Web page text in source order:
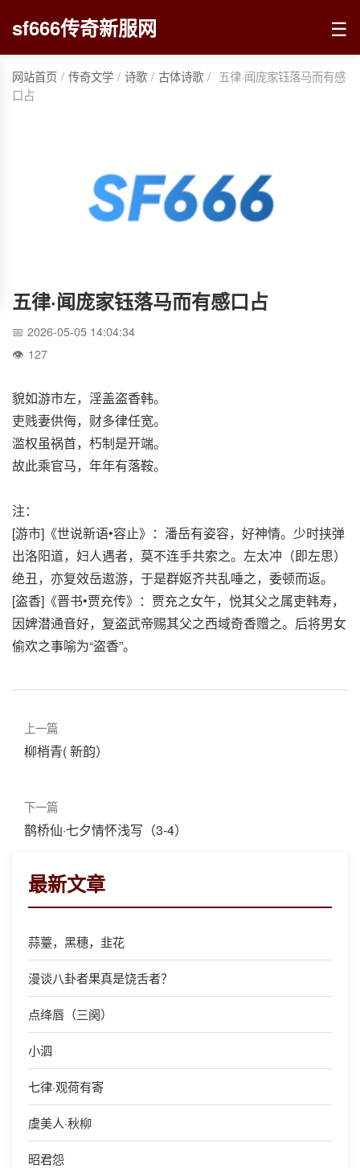
sf666传奇新服网 ☰
网站首页 / 传奇文学 / 诗歌 / 古体诗歌 / 五律·闻庞家钰落马而有感
口占
五律·闻庞家钰落马而有感口占
2026-05-05 14:04:34
127
貌如游市左，淫盖盗香韩。
吏贱妻供侮，财多律任宽。
滥权虽祸首，朽制是开端。
故此乘官马，年年有落鞍。
注：
[游市]《世说新语•容止》：潘岳有姿容，好神情。少时挟弹
出洛阳道，妇人遇者，莫不连手共索之。左太冲（即左思）
绝丑，亦复效岳遨游，于是群妪齐共乱唾之，委顿而返。
[盗香]《晋书•贾充传》：贾充之女午，悦其父之属吏韩寿，
因婢潜通音好，复盗武帝赐其父之西域奇香赠之。后将男女
偷欢之事喻为“盗香”。
上一篇
柳梢青( 新韵）
下一篇
鹊桥仙·七夕情怀浅写（3-4）
最新文章
蒜薹，黑穗，韭花
漫谈八卦者果真是饶舌者？
点绛唇（三阕）
小泗
七律·观荷有寄
虞美人·秋柳
昭君怨